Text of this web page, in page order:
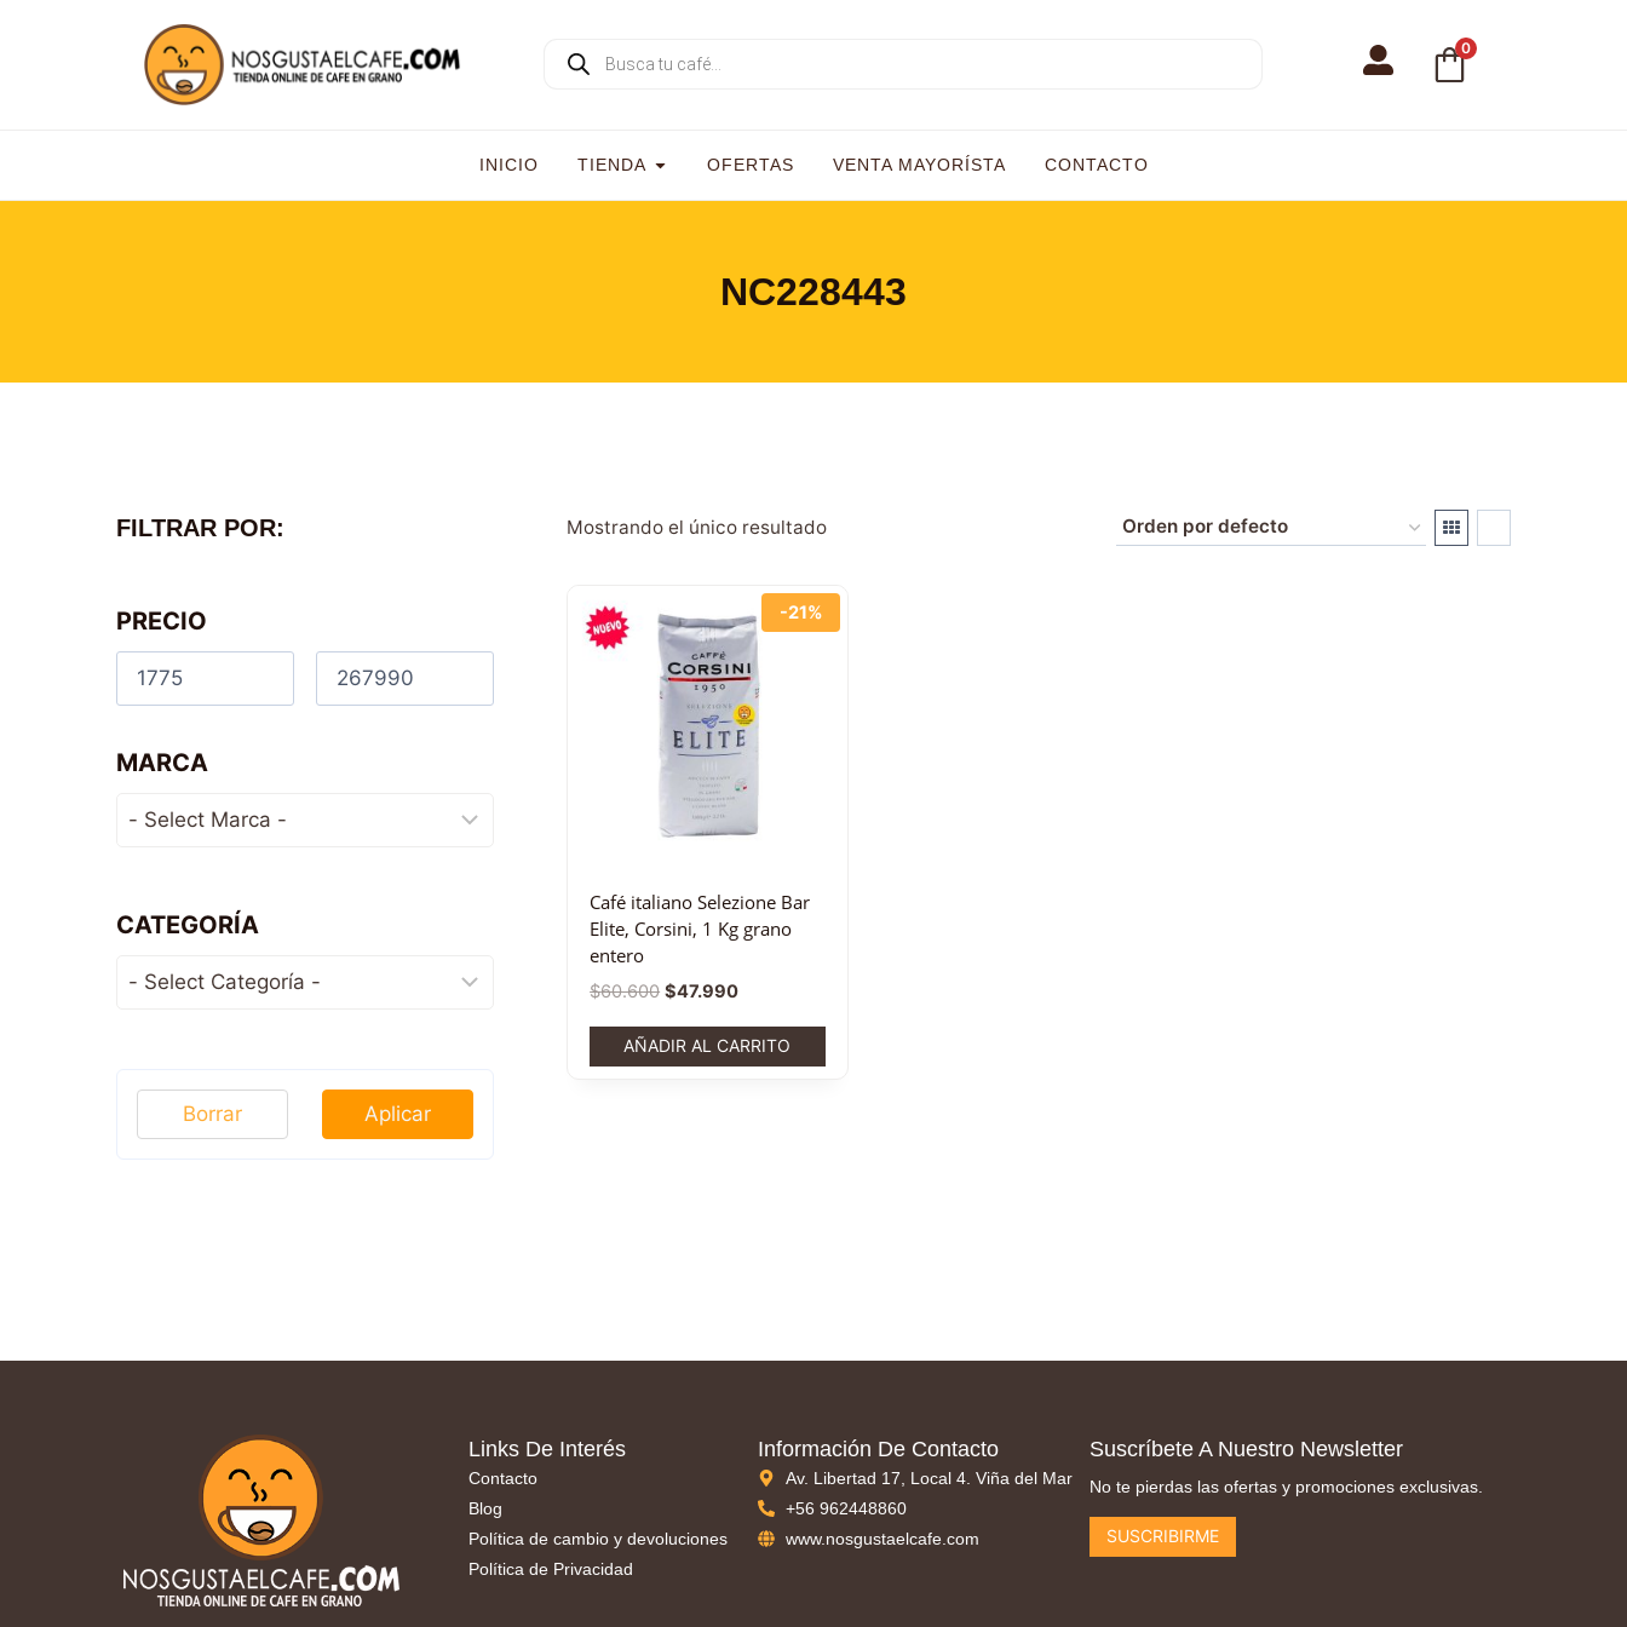
0
INICIO TIENDA OFERTAS VENTA MAYORÍSTA CONTACTO
NC228443
Mostrando el único resultado
-21%
Café italiano Selezione Bar
Elite, Corsini, 1 Kg grano
entero
$60.600 $47.990
AÑADIR AL CARRITO
FILTRAR POR:
PRECIO
MARCA
CATEGORÍA
Aplicar
Borrar
Links De Interés
Contacto
Blog
Política de cambio y devoluciones
Política de Privacidad
Información De Contacto
Av. Libertad 17, Local 4. Viña del Mar
+56 962448860
www.nosgustaelcafe.com
Suscríbete A Nuestro Newsletter
No te pierdas las ofertas y promociones exclusivas.
SUSCRIBIRME